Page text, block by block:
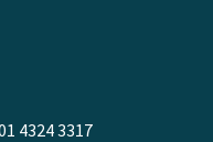
4324 3317